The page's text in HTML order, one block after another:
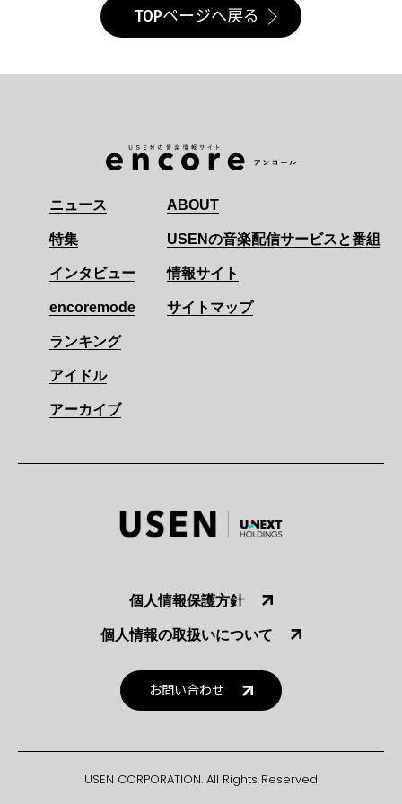
TOPページへ戻る
ニュース
特集
インタビュー
encoremode
ランキング
アイドル
アーカイブ
ABOUT
USENの音楽配信サービスと番組
情報サイト
サイトマップ
個人情報保護方針
個人情報の取扱いについて
お問い合わせ
USEN CORPORATION. All Rights Reserved